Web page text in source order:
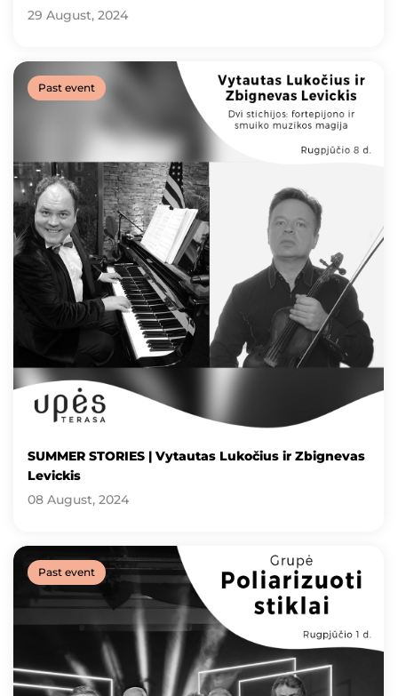
29 August, 2024
Past event
SUMMER STORIES | Vytautas Lukočius ir Zbignevas
Levickis
08 August, 2024
Past event